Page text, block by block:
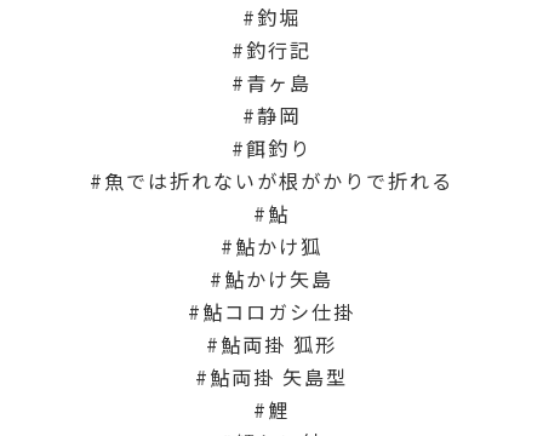
釣堀
釣行記
青ヶ島
静岡
餌釣り
魚では折れないが根がかりで折れる
鮎
鮎かけ狐
鮎かけ矢島
鮎コロガシ仕掛
鮎両掛 狐形
鮎両掛 矢島型
鯉